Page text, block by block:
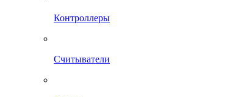
Контроллеры
Считыватели